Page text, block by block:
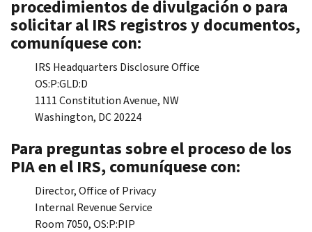
procedimientos de divulgación o para
solicitar al IRS registros y documentos,
comuníquese con:
IRS Headquarters Disclosure Office
OS:P:GLD:D
1111Constitution Avenue, NW
Washington, DC 20224
Para preguntas sobre el proceso de los
PIA en el IRS, comuníquese con:
Director,Office of Privacy
Internal Revenue Service
Room 7050, OS:P:PIP